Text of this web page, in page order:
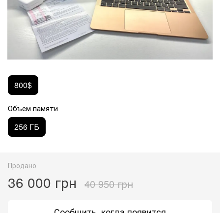
800$
Объем памяти
256 ГБ
Продано
36 000 грн 40 950 грн